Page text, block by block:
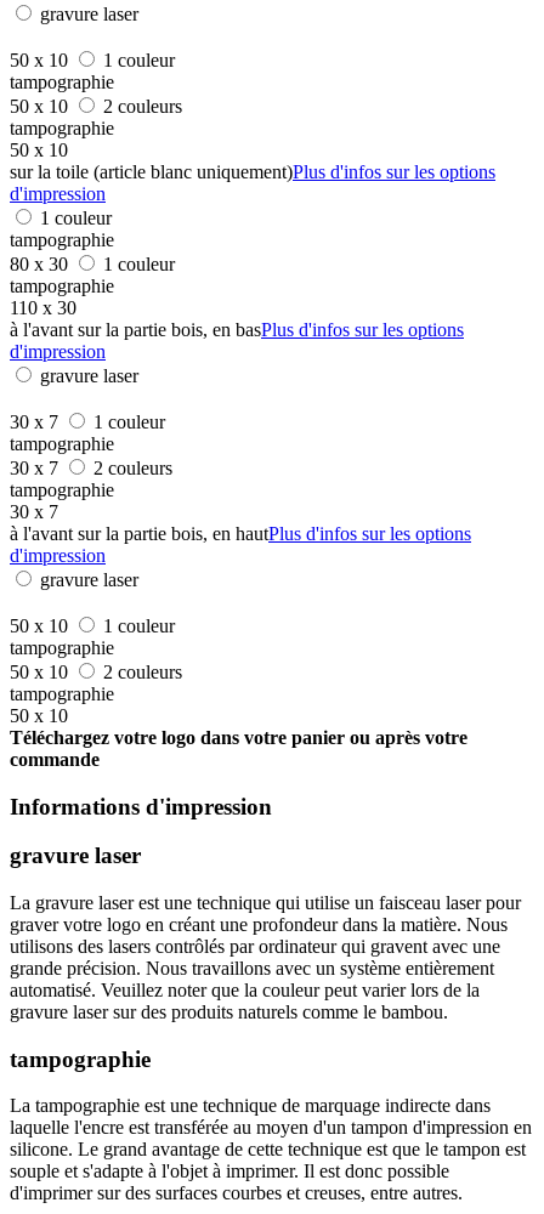
gravure laser
50 x 10
1 couleur
tampographie
50 x 10
2 couleurs
tampographie
50 x 10
sur la toile (article blanc uniquement)Plus d'infos sur les options
d'impression
1 couleur
tampographie
80 x 30
1 couleur
tampographie
110 x 30
à l'avant sur la partie bois, en basPlus d'infos sur les options
d'impression
gravure laser
30 x 7
1 couleur
tampographie
30 x 7
2 couleurs
tampographie
30 x 7
à l'avant sur la partie bois, en hautPlus d'infos sur les options
d'impression
gravure laser
50 x 10
1 couleur
tampographie
50 x 10
2 couleurs
tampographie
50 x 10
Téléchargez votre logo dans votre panier ou après votre
commande
Informations d'impression
gravure laser
La gravure laser est une technique qui utilise un faisceau laser pour
graver votre logo en créant une profondeur dans la matière. Nous
utilisons des lasers contrôlés par ordinateur qui gravent avec une
grande précision. Nous travaillons avec un système entièrement
automatisé. Veuillez noter que la couleur peut varier lors de la
gravure laser sur des produits naturels comme le bambou.
tampographie
La tampographie est une technique de marquage indirecte dans
laquelle l'encre est transférée au moyen d'un tampon d'impression en
silicone. Le grand avantage de cette technique est que le tampon est
souple et s'adapte à l'objet à imprimer. Il est donc possible
d'imprimer sur des surfaces courbes et creuses, entre autres.